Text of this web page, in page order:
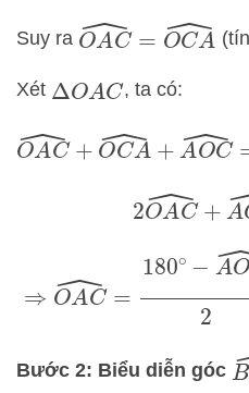
Suy ra OAC^= OCA^
Xét ΔOAC, ta có:
OAC^+OCA ^+ AOC ^
2OAC^+ A
180∘−A OC
Bước 2: Biểu diễn góc B